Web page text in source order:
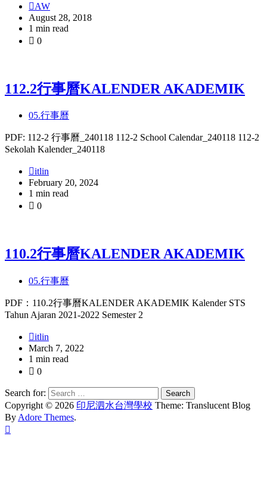
AW
August 28, 2018
1 min read
0
112.2行事曆KALENDER AKADEMIK
05.行事曆
PDF: 112-2 行事曆_240118 112-2 School Calendar_240118 112-2
Sekolah Kalender_240118
itlin
February 20, 2024
1 min read
0
110.2行事曆KALENDER AKADEMIK
05.行事曆
PDF：110.2行事曆KALENDER AKADEMIK Kalender STS
Tahun Ajaran 2021-2022 Semester 2
itlin
March 7, 2022
1 min read
0
Search for:
Copyright © 2026 印尼泗水台灣學校 Theme: Translucent Blog
By Adore Themes.